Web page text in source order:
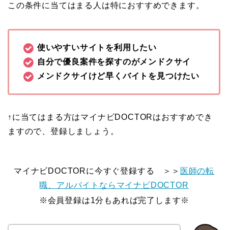
この条件に当てはまる人は特におすすめできます。
使いやすいサイトを利用したい
自分で優良案件を探すのがメンドクサイ
メンドクサイけど早くバイトを見つけたい
↑に当てはまる方はマイナビDOCTORはおすすめでき
ますので、登録しましょう。
マイナビDOCTORに今すぐ登録する ＞＞ 医師の転
職、アルバイトならマイナビDOCTOR
※会員登録は1分もあれば完了します※